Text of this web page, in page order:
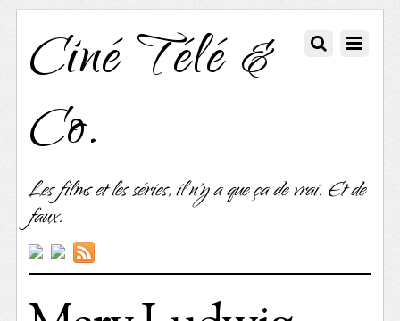
Ciné Télé &
Co.
Les films et les séries, il n'y a que ça de vrai. Et de
faux.